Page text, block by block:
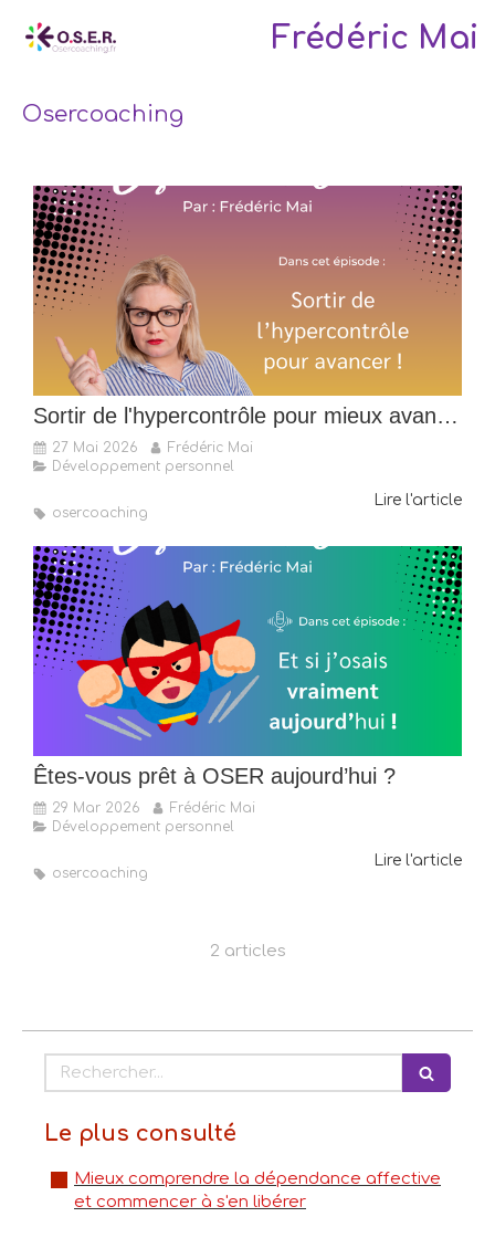
Frédéric Mai
Osercoaching
Sortir de l'hypercontrôle pour mieux avancer
27 Mai 2026
Frédéric Mai
Développement personnel
Lire l'article
osercoaching
Êtes-vous prêt à OSER aujourd’hui ?
29 Mar 2026
Frédéric Mai
Développement personnel
Lire l'article
osercoaching
2 articles
Rechercher
Le plus consulté
Mieux comprendre la dépendance affective
et commencer à s'en libérer